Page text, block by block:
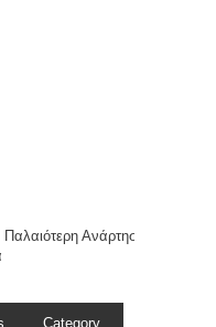
Παλαιότερη Ανάρτηση
Category